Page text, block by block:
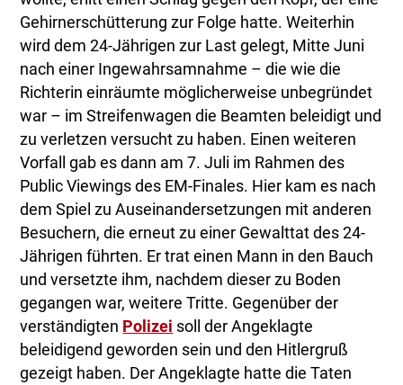
Gehirnerschütterung zur Folge hatte. Weiterhin
wird dem 24-Jährigen zur Last gelegt, Mitte Juni
nach einer Ingewahrsamnahme – die wie die
Richterin einräumte möglicherweise unbegründet
war – im Streifenwagen die Beamten beleidigt und
zu verletzen versucht zu haben. Einen weiteren
Vorfall gab es dann am 7. Juli im Rahmen des
Public Viewings des EM-Finales. Hier kam es nach
dem Spiel zu Auseinandersetzungen mit anderen
Besuchern, die erneut zu einer Gewalttat des 24-
Jährigen führten. Er trat einen Mann in den Bauch
und versetzte ihm, nachdem dieser zu Boden
gegangen war, weitere Tritte. Gegenüber der
verständigten Polizei soll der Angeklagte
beleidigend geworden sein und den Hitlergruß
gezeigt haben. Der Angeklagte hatte die Taten